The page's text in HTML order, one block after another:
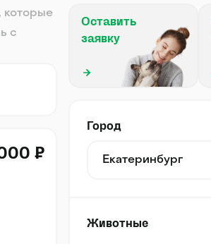
которые
с
₽
Оставить
заявку
Город
Екатеринбург
Животные